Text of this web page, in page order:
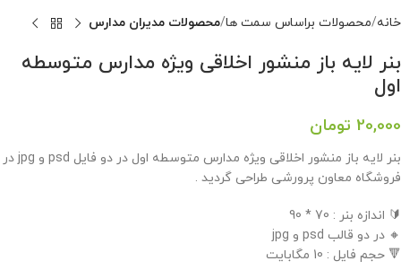
خانه محصولات براساس سمت ها محصولات مدیران مدارس
بنر لایه باز منشور اخلاقی ویژه مدارس متوسطه
اول
20,000 تومان
بنر لایه باز منشور اخلاقی ویژه مدارس متوسطه اول در دو فایل psd و jpg در
فروشگاه معاون پرورشی طراحی گردید .
🔰 اندازه بنر : 70 * 90
🔸 در دو قالب psd و jpg
🔻 حجم فایل : 10 مگابایت